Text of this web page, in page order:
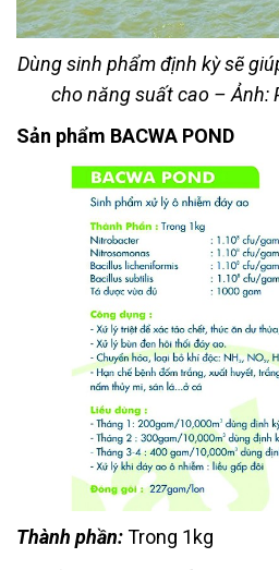
Dùng sinh phẩm định kỳ sẽ
cho năng suất cao – Ảnh:
Sản phẩm BACWA POND
Thành phần:Trong 1kg